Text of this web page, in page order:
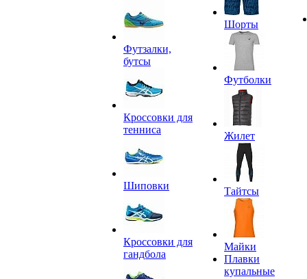
Футзалки,
бутсы
Кроссовки для
тенниса
Шиповки
Кроссовки для
гандбола
Шорты
Футболки
Жилет
Тайтсы
Майки
Плавки
купальные